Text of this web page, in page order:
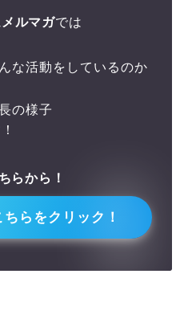
ルマガでは
な活動をしているのか
の様子
らから！
らをクリック！